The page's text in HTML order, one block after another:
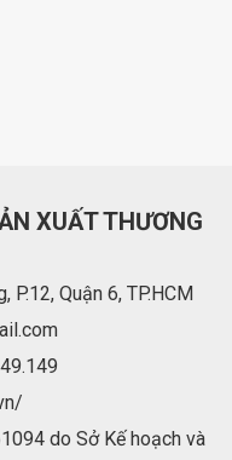
XUẤT THƯƠNG
Quận 6, TP.HCM
do Sở Kế hoạch và